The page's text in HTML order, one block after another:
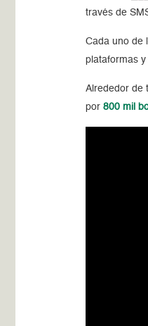
través de
Cada uno de
plataformas
Alrededor de
por800 mil